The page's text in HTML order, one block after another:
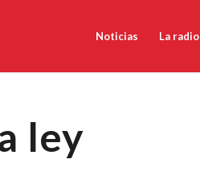
Noticias La radio
ley